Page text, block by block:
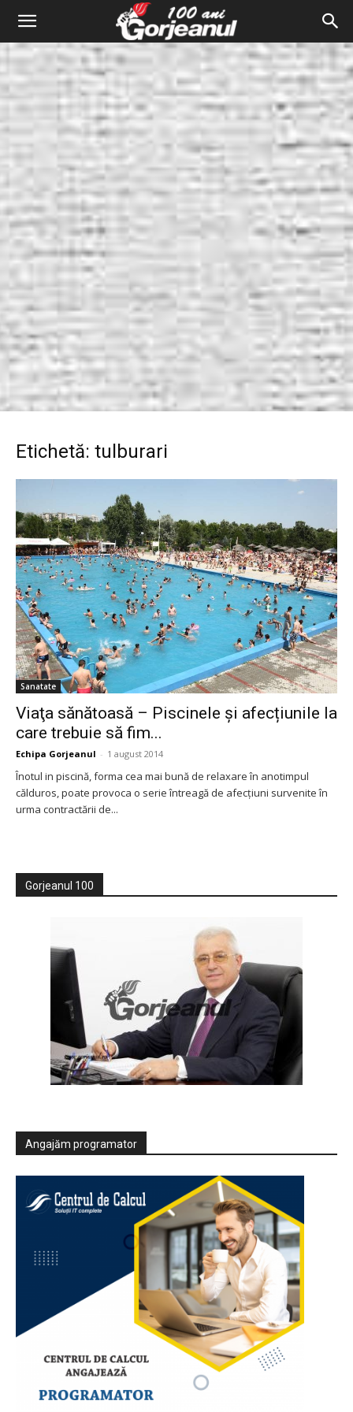
Etichetă: tulburari
Sanatate
Viaţa sănătoasă – Piscinele și afecțiunile la
care trebuie să fim...
Echipa Gorjeanul - 1 august 2014
Înotul in piscină, forma cea mai bună de relaxare în anotimpul
călduros, poate provoca o serie întreagă de afecțiuni survenite în
urma contractării de...
Gorjeanul 100
Angajăm programator